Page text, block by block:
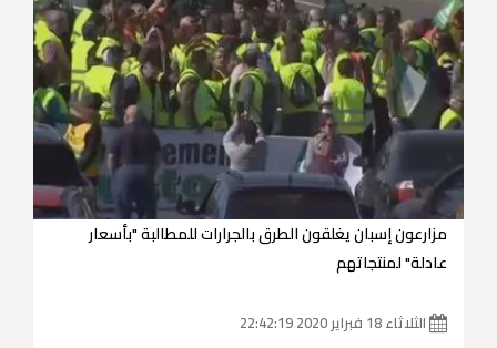
مزارعون إسبان يغلقون الطرق بالجرارات للمطالبة "بأسعار
عادلة" لمنتجاتهم
الثلاثاء 18 فبراير 2020 22:42:19